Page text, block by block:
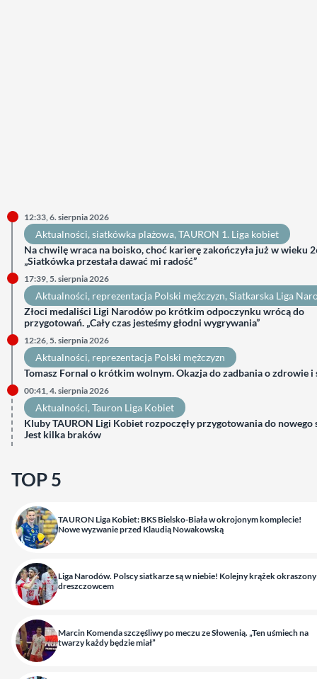
12:33, 6. sierpnia 2026
Aktualności, siatkówka plażowa, TAURON 1. Liga kobiet
Na chwilę wraca na boisko, choć karierę zakończyła już w wieku
„Siatkówka przestała dawać mi radość”
17:39, 5. sierpnia 2026
Aktualności, reprezentacja Polski mężczyzn, Siatkarska Liga
Złoci medaliści Ligi Narodów po krótkim odpoczynku wrócą do
przygotowań. „Cały czas jesteśmy głodni wygrywania”
12:26, 5. sierpnia 2026
Aktualności, reprezentacja Polski mężczyzn
Tomasz Fornal o krótkim wolnym. Okazja do zadbania o zdrowie i
00:41, 4. sierpnia 2026
Aktualności, Tauron Liga Kobiet
Kluby TAURON Ligi Kobiet rozpoczęły przygotowania do nowego
Jest kilka braków
TOP 5
TAURON Liga Kobiet: BKS Bielsko-Biała w okrojonym komplecie!
Nowe wyzwanie przed Klaudią Nowakowską
Liga Narodów. Polscy siatkarze są w niebie! Kolejny krążek okraszony
dreszczowcem
Marcin Komenda szczęśliwy po meczu ze Słowenią. „Ten uśmiech na
twarzy każdy będzie miał”